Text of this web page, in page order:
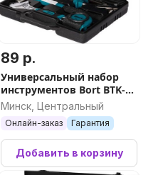
89 р.
Универсальный набор
инструментов Bort BTK-19
(19 предметов)
Минск, Центральный
Онлайн-заказ Гарантия
Добавить в корзину